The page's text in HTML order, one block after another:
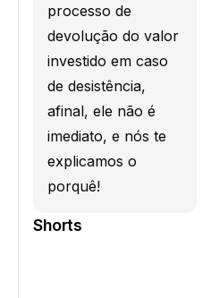
processo de
devolução do valor
investido em caso
de desistência,
afinal, ele não é
imediato, e nós te
explicamos o
porquê!
Shorts